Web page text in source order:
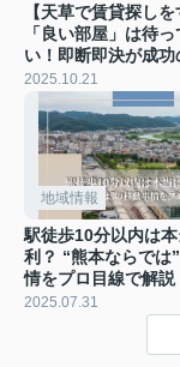
【天草で賃貸探しを
「良い部屋」は待
い！即断即決が成功
2025.10.21
地域情報
駅徒歩10分以内は
利？ “熊本ならでは
情をプロ目線で解説
2025.07.31